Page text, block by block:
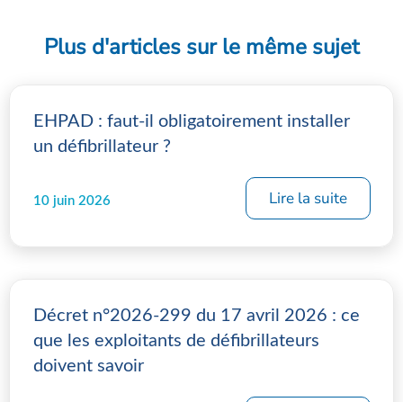
Plus d'articles sur le même sujet
EHPAD : faut-il obligatoirement installer
un défibrillateur ?
10 juin 2026 Lire la suite
Décret n°2026-299 du 17 avril 2026 : ce
que les exploitants de défibrillateurs
doivent savoir